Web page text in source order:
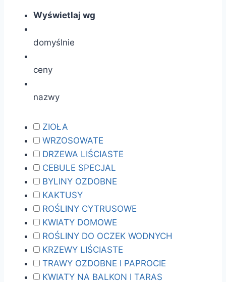
Wyświetlaj wg
domyślnie
ceny
nazwy
ZIOŁA
WRZOSOWATE
DRZEWA LIŚCIASTE
CEBULE SPECJAL
BYLINY OZDOBNE
KAKTUSY
ROŚLINY CYTRUSOWE
KWIATY DOMOWE
ROŚLINY DO OCZEK WODNYCH
KRZEWY LIŚCIASTE
TRAWY OZDOBNE I PAPROCIE
KWIATY NA BALKON I TARAS